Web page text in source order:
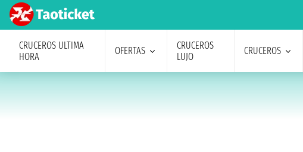
CRUCEROS ULTIMA
HORA
OFERTAS
CRUCEROS
LUJO
CRUCEROS